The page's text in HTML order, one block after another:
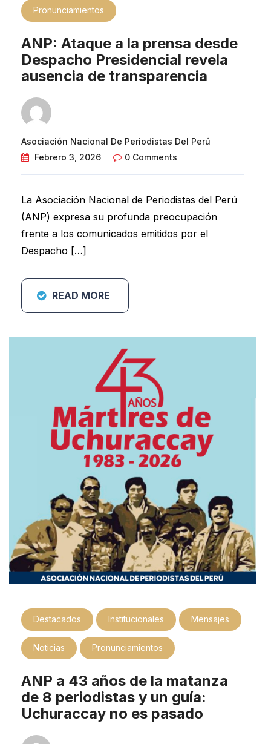
Pronunciamientos
ANP: Ataque a la prensa desde
Despacho Presidencial revela
ausencia de transparencia
Asociación Nacional De Periodistas Del Perú
Febrero 3, 2026
0 Comments
La Asociación Nacional de Periodistas del Perú
(ANP) expresa su profunda preocupación
frente a los comunicados emitidos por el
Despacho […]
READ MORE
Destacados Institucionales Mensajes
Noticias Pronunciamientos
ANP a 43 años de la matanza
de 8 periodistas y un guía:
Uchuraccay no es pasado